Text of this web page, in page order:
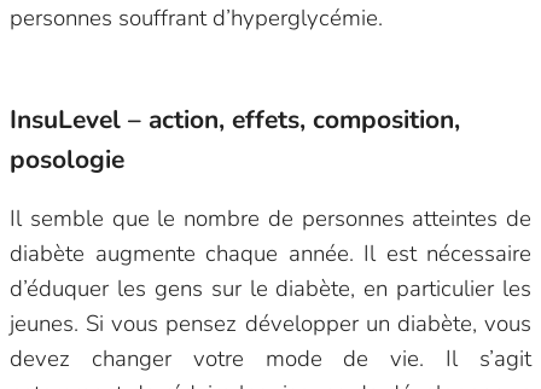
personnes souffrant d’hyperglycémie.
InsuLevel – action, effets, composition,
posologie
Il semble que le nombre de personnes atteintes de
diabète augmente chaque année. Il est nécessaire
d’éduquer les gens sur le diabète, en particulier les
jeunes. Si vous pensez développer un diabète, vous
devez changer votre mode de vie. Il s’agit